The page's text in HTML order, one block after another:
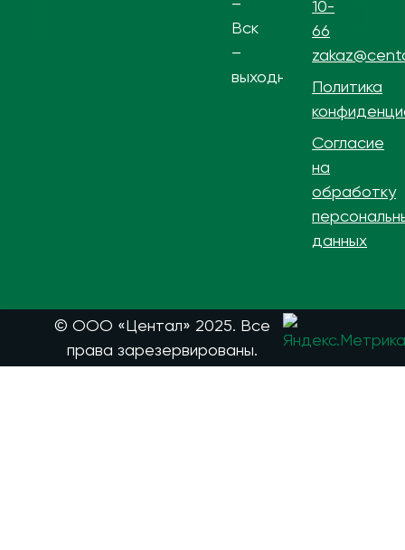
Вск
–
выходной
10-
66
Политика
Согласие
на
обработку
данных
© ООО «Центал» 2025. Все
права зарезервированы.